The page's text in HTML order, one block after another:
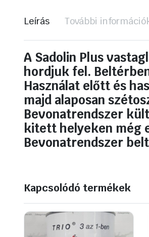
Leírás További
A Sadolin Plus
hordjuk fel.
Használat előtt és
majd alaposan
Bevonatrendszer
kitett helyeken még
Bevonatrendszer
Kapcsolódó termékek